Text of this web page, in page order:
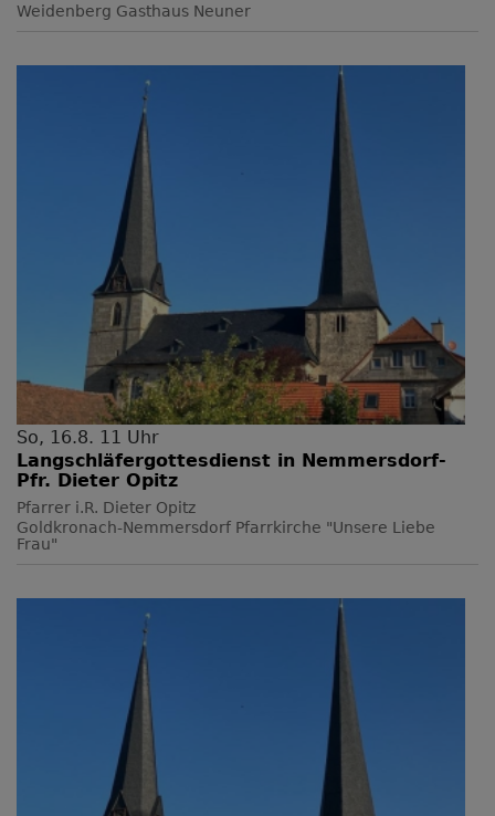
Weidenberg Gasthaus Neuner
So, 16.8. 11 Uhr
Langschläfergottesdienst in Nemmersdorf-
Pfr. Dieter Opitz
Pfarrer i.R. Dieter Opitz
Goldkronach-Nemmersdorf Pfarrkirche "Unsere Liebe
Frau"